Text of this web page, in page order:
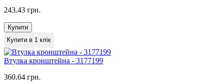
243.43 грн.
Купити
Купити в 1 клік
Втулка кронштейна - 3177199
360.64 грн.